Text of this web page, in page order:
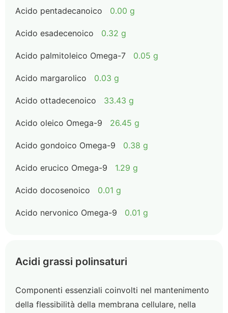
Acido pentadecanoico 0.00 g
Acido esadecenoico 0.32 g
Acido palmitoleico Omega-7 0.05 g
Acido margarolico 0.03 g
Acido ottadecenoico 33.43 g
Acido oleico Omega-9 26.45 g
Acido gondoico Omega-9 0.38 g
Acido erucico Omega-9 1.29 g
Acido docosenoico 0.01 g
Acido nervonico Omega-9 0.01 g
Acidi grassi polinsaturi
Componenti essenziali coinvolti nel mantenimento
della flessibilità della membrana cellulare, nella